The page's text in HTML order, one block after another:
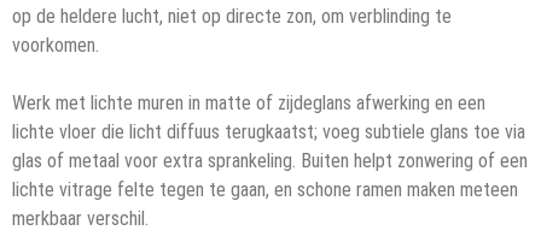
op de heldere lucht, niet op directe zon, om verblinding te
voorkomen.
Werk met lichte muren in matte of zijdeglans afwerking en een
lichte vloer die licht diffuus terugkaatst; voeg subtiele glans toe via
glas of metaal voor extra sprankeling. Buiten helpt zonwering of een
lichte vitrage felte tegen te gaan, en schone ramen maken meteen
merkbaar verschil.